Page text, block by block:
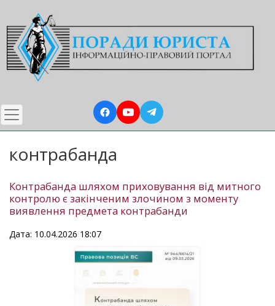
до
основного
вмісту
контрабанда
Контрабанда шляхом приховування від митного
контролю є закінченим злочином з моменту
виявлення предмета контрабанди
Дата: 10.04.2026 18:07